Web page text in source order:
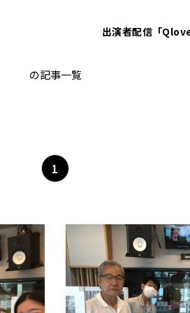
出演者配信「
ガンバレルーヤ
の記事一覧
1